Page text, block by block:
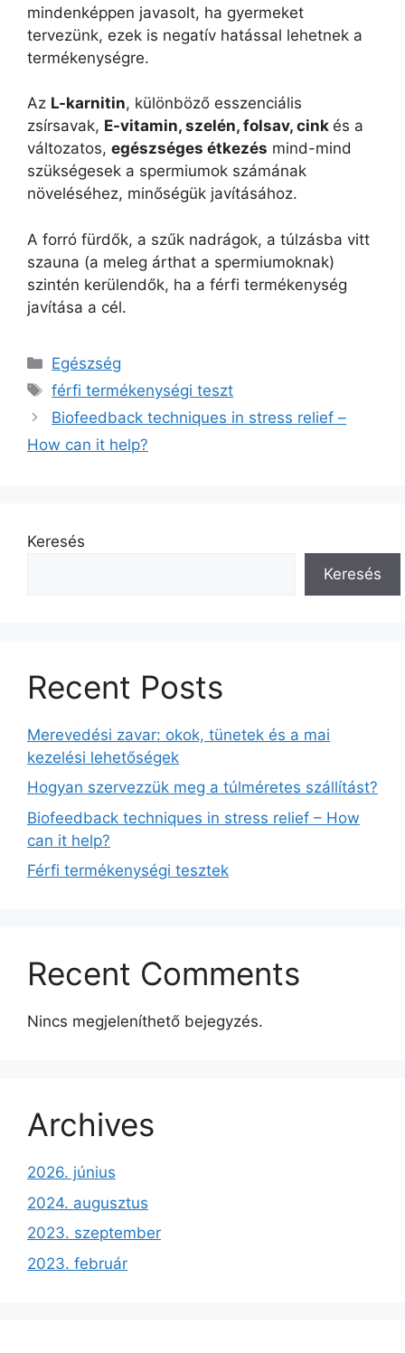
mindenképpen javasolt, ha gyermeket
tervezünk, ezek is negatív hatással lehetnek a
termékenységre.
Az L-karnitin, különböző esszenciális
zsírsavak, E-vitamin, szelén, folsav, cink és a
változatos, egészséges étkezés mind-mind
szükségesek a spermiumok számának
növeléséhez, minőségük javításához.
A forró fürdők, a szűk nadrágok, a túlzásba vitt
szauna (a meleg árthat a spermiumoknak)
szintén kerülendők, ha a férfi termékenység
javítása a cél.
Kategória
Egészség
Címkék
férfi termékenységi teszt
Biofeedback techniques in stress relief –
How can it help?
Keresés
Keresés
Recent Posts
Merevedési zavar: okok, tünetek és a mai
kezelési lehetőségek
Hogyan szervezzük meg a túlméretes szállítást?
Biofeedback techniques in stress relief – How
can it help?
Férfi termékenységi tesztek
Recent Comments
Nincs megjeleníthető bejegyzés.
Archives
2026. június
2024. augusztus
2023. szeptember
2023. február